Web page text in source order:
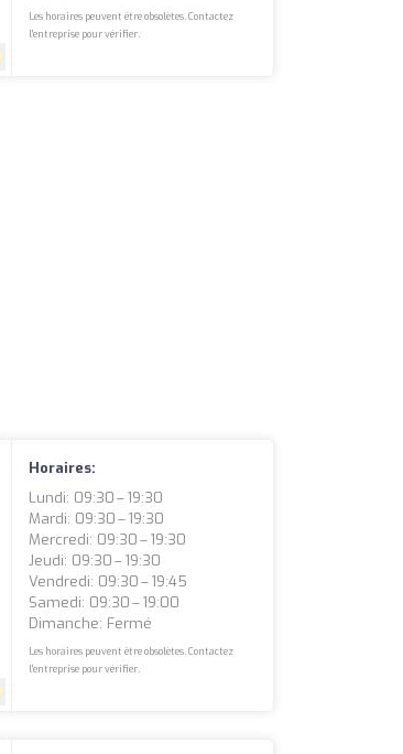
Les horaires peuvent être obsolètes. Contactez
l'entreprise pour vérifier.
Horaires:
Lundi: 09:30 – 19:30
Mardi: 09:30 – 19:30
Mercredi: 09:30 – 19:30
Jeudi: 09:30 – 19:30
Vendredi: 09:30 – 19:45
Samedi: 09:30 – 19:00
Dimanche: Fermé
Les horaires peuvent être obsolètes. Contactez
l'entreprise pour vérifier.